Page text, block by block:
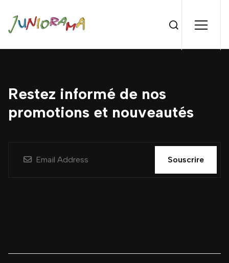
Restez informé de nos
promotions et nouveautés
Souscrire